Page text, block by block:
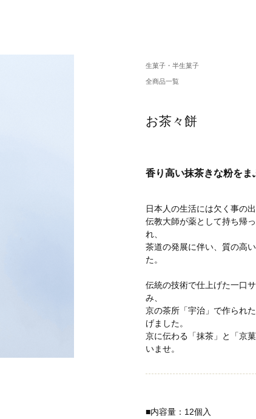
生菓子・半生菓子
全商品一覧
お茶々餅
香り高い抹茶きな粉をま
日本人の生活には欠く事の出
伝教大師が薬として持ち帰
れ、
茶道の発展に伴い、質の高
た。
伝統の技術で仕上げた一口
み、
京の茶所「宇治」で作られ
げました。
京に伝わる「抹茶」と「京
いませ。
■内容量：12個入